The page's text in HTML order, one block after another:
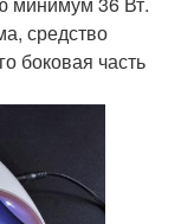
средство
боковая часть